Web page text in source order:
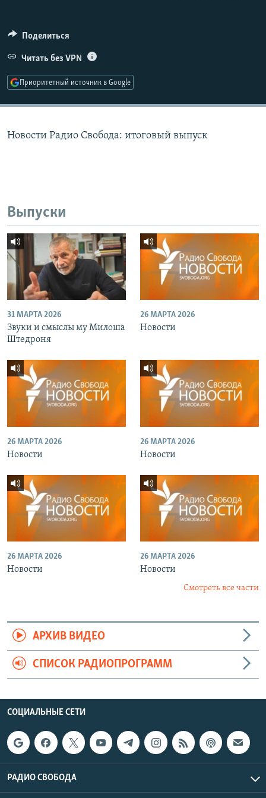
ПОДПИШИТЕСЬ НА РАССЫЛКУ
СОЦИАЛЬНЫЕ СЕТИ
Поделиться
Читать без VPN
Приоритетный источник в Google
Новости Радио Свобода: итоговый выпуск
Выпуски
31 МАРТА 2026
Звуки и смыслы му Милоша
Штедроня
26 МАРТА 2026
Новости
26 МАРТА 2026
Новости
26 МАРТА 2026
Новости
26 МАРТА 2026
Новости
26 МАРТА 2026
Новости
Смотреть все части
АРХИВ ВИДЕО
СПИСОК РАДИОПРОГРАММ
СОЦИАЛЬНЫЕ СЕТИ
РАДИО СВОБОДА